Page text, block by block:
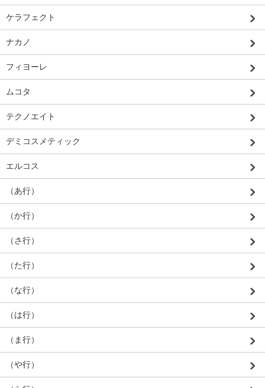
ケラフェクト
ナカノ
フィヨーレ
ムコタ
テクノエイト
デミコスメティック
エルコス
（あ行）
（か行）
（さ行）
（た行）
（な行）
（は行）
（ま行）
（や行）